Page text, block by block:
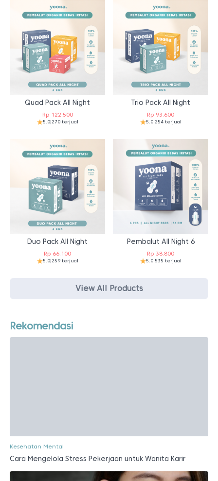
Quad Pack All Night
Rp122.500
5.0|270 terjual
Trio Pack All Night
Rp 93.600
5.0|254 terjual
Duo Pack All Night
Rp 66.100
5.0|259 terjual
Pembalut All Night 6
Rp 38.800
5.0|535 terjual
View All Products
Rekomendasi
Kesehatan Mental
Cara Mengelola Stress Pekerjaan untuk Wanita Karir